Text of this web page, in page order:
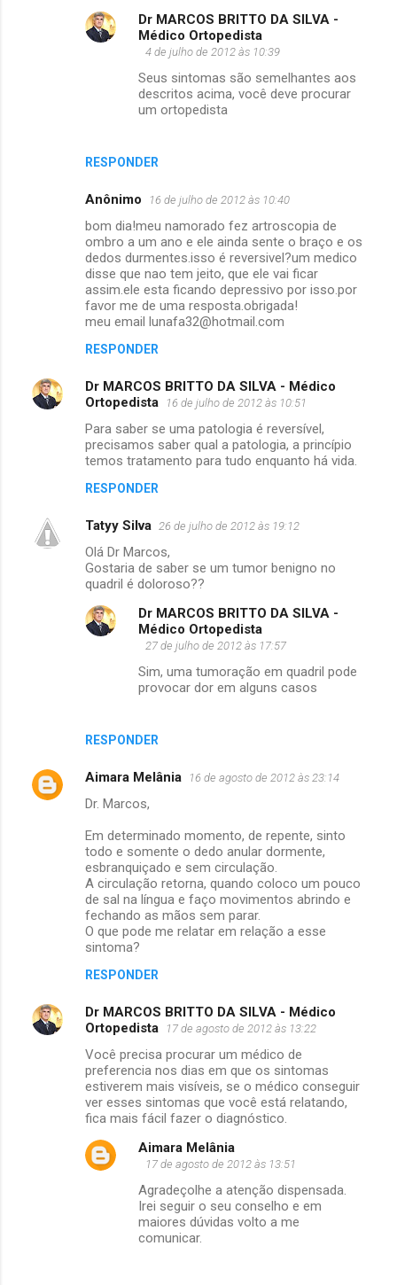
RESPONDER
Dr MARCOS BRITTO DA SILVA -
Médico Ortopedista
4 de julho de 2012 às 10:39
Seus sintomas são semelhantes aos
descritos acima, você deve procurar
um ortopedista
Anônimo 16 de julho de 2012 às 10:40
bom dia!meu namorado fez artroscopia de
ombro a um ano e ele ainda sente o braço e os
dedos durmentes.isso é reversivel?um medico
disse que nao tem jeito, que ele vai ficar
assim.ele esta ficando depressivo por isso.por
favor me de uma resposta.obrigada!
meu email lunafa32@hotmail.com
RESPONDER
Dr MARCOS BRITTO DA SILVA - Médico
Ortopedista
16 de julho de 2012 às 10:51
Para saber se uma patologia é reversível,
precisamos saber qual a patologia, a princípio
temos tratamento para tudo enquanto há vida.
RESPONDER
Tatyy Silva 26 de julho de 2012 às 19:12
Olá Dr Marcos,
Gostaria de saber se um tumor benigno no
quadril é doloroso??
RESPONDER
Dr MARCOS BRITTO DA SILVA -
Médico Ortopedista
27 de julho de 2012 às 17:57
Sim, uma tumoração em quadril pode
provocar dor em alguns casos
Aimara Melânia 16 de agosto de 2012 às 23:14
Dr. Marcos,
Em determinado momento, de repente, sinto
todo e somente o dedo anular dormente,
esbranquiçado e sem circulação.
A circulação retorna, quando coloco um pouco
de sal na língua e faço movimentos abrindo e
fechando as mãos sem parar.
O que pode me relatar em relação a esse
sintoma?
RESPONDER
Dr MARCOS BRITTO DA SILVA - Médico
Ortopedista
17 de agosto de 2012 às 13:22
Você precisa procurar um médico de
preferencia nos dias em que os sintomas
estiverem mais visíveis, se o médico conseguir
ver esses sintomas que você está relatando,
fica mais fácil fazer o diagnóstico.
Aimara Melânia
17 de agosto de 2012 às 13:51
Agradeçolhe a atenção dispensada.
Irei seguir o seu conselho e em
maiores dúvidas volto a me
comunicar.